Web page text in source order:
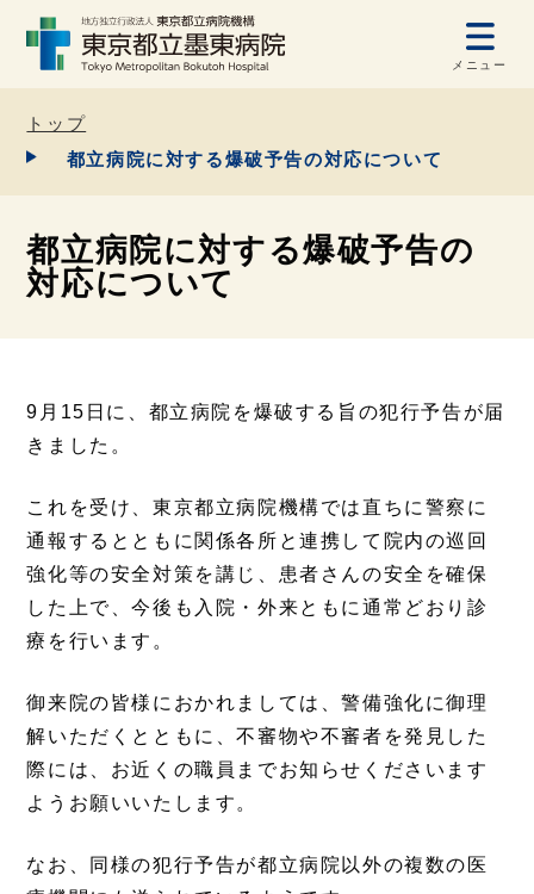
メニュー
トップ
都立病院に対する爆破予告の対応について
都立病院に対する爆破予告の
対応について
9月15日に、都立病院を爆破する旨の犯行予告が届
きました。
これを受け、東京都立病院機構では直ちに警察に
通報するとともに関係各所と連携して院内の巡回
強化等の安全対策を講じ、患者さんの安全を確保
した上で、今後も入院・外来ともに通常どおり診
療を行います。
御来院の皆様におかれましては、警備強化に御理
解いただくとともに、不審物や不審者を発見した
際には、お近くの職員までお知らせくださいます
ようお願いいたします。
なお、同様の犯行予告が都立病院以外の複数の医